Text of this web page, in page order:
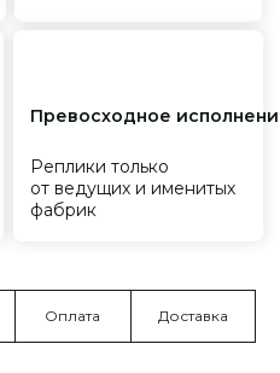
Оплата Доставка